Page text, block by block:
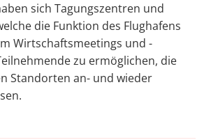
sich Tagungszentren und
die Funktion des Flughafens
Wirtschaftsmeetings und -
zu ermöglichen, die
Standorten an- und wieder